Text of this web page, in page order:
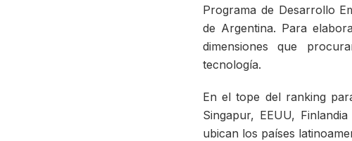
Programa de Desarrollo
de Argentina. Para
dimensiones que
tecnología.
En el tope del ranking
Singapur, EEUU,
ubican los países